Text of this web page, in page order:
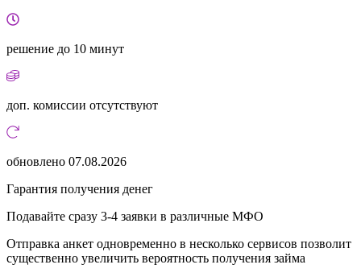
решение до 10 минут
доп. комиссии отсутствуют
обновлено 07.08.2026
Гарантия получения денег
Подавайте сразу 3-4 заявки в различные МФО
Отправка анкет одновременно в несколько сервисов позволит
существенно увеличить вероятность получения займа